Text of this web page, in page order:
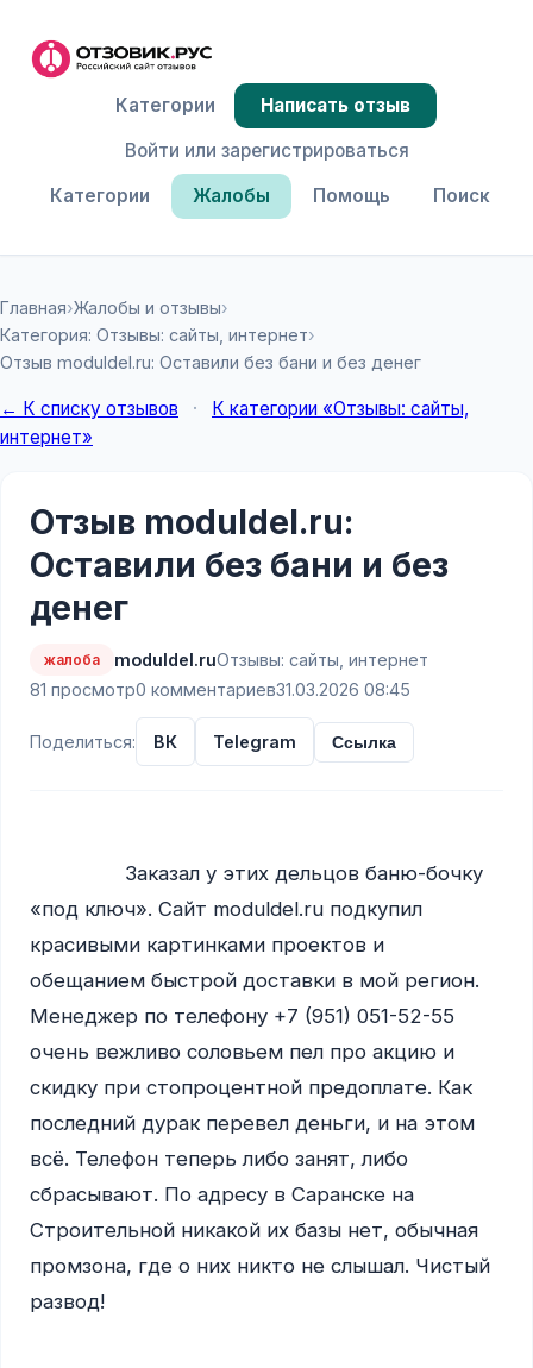
Категории Жалобы Помощь Поиск
Категории
Написать отзыв
Войти или зарегистрироваться
Главная›Жалобы и отзывы›
Категория: Отзывы: сайты, интернет›
Отзыв moduldel.ru: Оставили без бани и без денег
← К списку отзывов ·
К категории «Отзывы: сайты,
интернет»
Отзыв moduldel.ru:
Оставили без бани и без
денег
жалоба moduldel.ruОтзывы: сайты, интернет
81 просмотр0 комментариев31.03.2026 08:45
Поделиться: ВК Telegram Ссылка
«под ключ». Сайт moduldel.ru подкупил
красивыми картинками проектов и
обещанием быстрой доставки в мой регион.
Менеджер по телефону +7 (951) 051-52-55
очень вежливо соловьем пел про акцию и
скидку при стопроцентной предоплате. Как
последний дурак перевел деньги, и на этом
всё. Телефон теперь либо занят, либо
сбрасывают. По адресу в Саранске на
Строительной никакой их базы нет, обычная
промзона, где о них никто не слышал. Чистый
развод!